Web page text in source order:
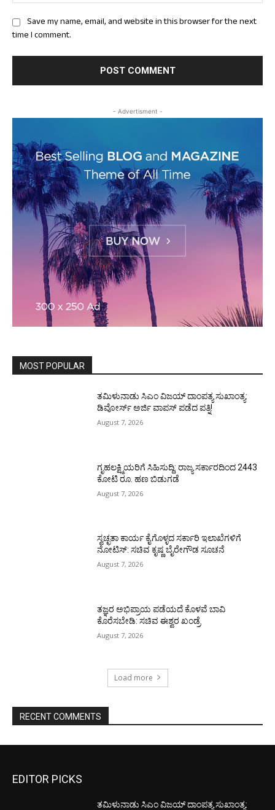
Save my name, email, and website in this browser for the next
time I comment.
- Advertisment -
MOST POPULAR
ತಮಿಳುನಾಡು ಸಿಎಂ ವಿಜಯ್‌ ದಾಂಪತ್ಯ ಸುಖಾಂತ್ಯ:
ಡಿವೋರ್ಸ್‌ ಅರ್ಜಿ ವಾಪಸ್‌ ಪಡೆದ ಪತ್ನಿ!
August 7, 2026
ಗೃಹಲಕ್ಷ್ಮಿಯರಿಗೆ ಸಿಹಿಸುದ್ದಿ: ರಾಜ್ಯ ಸರ್ಕಾರದಿಂದ 2443
ಕೋಟಿ ರೂ. ಹಣ ಬಿಡುಗಡೆ
August 7, 2026
ಸ್ವಚ್ಛತಾ ಕಾರ್ಯ ಕೈಗೊಳ್ಳದ ಸರ್ಕಾರಿ ಇಲಾಖೆಗಳಿಗೆ
ನೋಟಿಸ್: ಸಚಿವ ಕೃಷ್ಣ ಬೈರೇಗೌಡ ಸೂಚನೆ
August 7, 2026
ತಜ್ಞರ ಅಭಿಪ್ರಾಯ ಪಡೆಯದೆ ಕೊಳವೆ ಬಾವಿ
ಕೊರೆಸಬೇಡಿ: ಸಚಿವ ಈಶ್ವರ ಖಂಡ್ರೆ
August 7, 2026
Load more
RECENT COMMENTS
EDITOR PICKS
ತಮಿಳುನಾಡು ಸಿಎಂ ವಿಜಯ್‌ ದಾಂಪತ್ಯ ಸುಖಾಂತ್ಯ: